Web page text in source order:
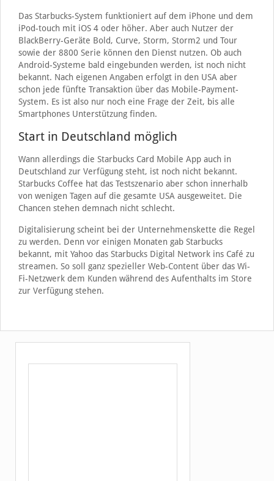
Das Starbucks-System funktioniert auf dem iPhone und dem
iPod-touch mit iOS 4 oder höher. Aber auch Nutzer der
BlackBerry-Geräte Bold, Curve, Storm, Storm2 und Tour
sowie der 8800 Serie können den Dienst nutzen. Ob auch
Android-Systeme bald eingebunden werden, ist noch nicht
bekannt. Nach eigenen Angaben erfolgt in den USA aber
schon jede fünfte Transaktion über das Mobile-Payment-
System. Es ist also nur noch eine Frage der Zeit, bis alle
Smartphones Unterstützung finden.
Start in Deutschland möglich
Wann allerdings die Starbucks Card Mobile App auch in
Deutschland zur Verfügung steht, ist noch nicht bekannt.
Starbucks Coffee hat das Testszenario aber schon innerhalb
von wenigen Tagen auf die gesamte USA ausgeweitet. Die
Chancen stehen demnach nicht schlecht.
Digitalisierung scheint bei der Unternehmenskette die Regel
zu werden. Denn vor einigen Monaten gab Starbucks
bekannt, mit Yahoo das Starbucks Digital Network ins Café zu
streamen. So soll ganz spezieller Web-Content über das Wi-
Fi-Netzwerk dem Kunden während des Aufenthalts im Store
zur Verfügung stehen.